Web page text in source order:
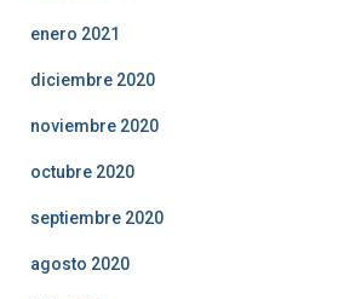
enero 2021
diciembre 2020
noviembre 2020
octubre 2020
septiembre 2020
agosto 2020